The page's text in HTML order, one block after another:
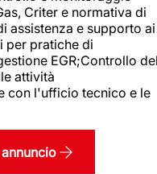
Criter e normativa di
assistenza e supporto ai
per pratiche di
EGR;Controllo
attività
con l'ufficio tecnico e le